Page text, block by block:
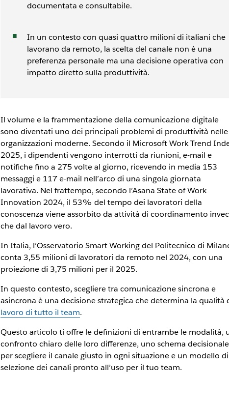
documentata e consultabile.
In un contesto con quasi quattro milioni di italiani che
lavorano da remoto, la scelta del canale non è una
preferenza personale ma una decisione operativa con
impatto diretto sulla produttività.
Il volume e la frammentazione della comunicazione digitale
sono diventati uno dei principali problemi di produttività nelle
organizzazioni moderne. Secondo il Microsoft Work Trend
2025, i dipendenti vengono interrotti da riunioni, e-mail e
notifiche fino a 275 volte al giorno, ricevendo in media 153
messaggi e 117 e-mail nell’arco di una singola giornata
lavorativa. Nel frattempo, secondo l’Asana State of Work
Innovation 2024, il 53% del tempo dei lavoratori della
conoscenza viene assorbito da attività di coordinamento
che dal lavoro vero.
In Italia, l’Osservatorio Smart Working del Politecnico di
conta 3,55 milioni di lavoratori da remoto nel 2024, con una
proiezione di 3,75 milioni per il 2025.
In questo contesto, scegliere tra comunicazione sincrona e
asincrona è una decisione strategica che determina la qualità
lavoro di tutto il team.
Questo articolo ti offre le definizioni di entrambe le modalità,
confronto chiaro delle loro differenze, uno schema decisionale
per scegliere il canale giusto in ogni situazione e un modello di
selezione dei canali pronto all’uso per il tuo team.